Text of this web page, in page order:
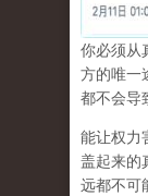
你必须从
方的唯一
都不会导
能让权力
盖起来的
远都不可